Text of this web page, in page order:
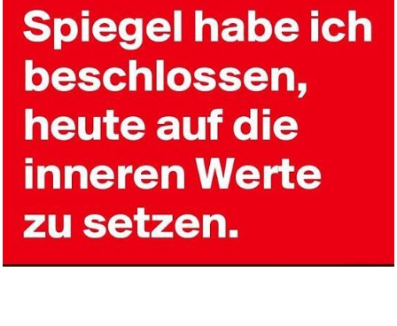
Challenge: Runway Wars -
Glori...